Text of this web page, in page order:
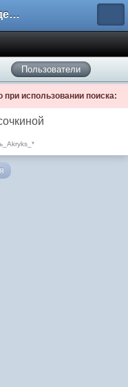
Звездная Федерация
Пользователи
использовании поиска: